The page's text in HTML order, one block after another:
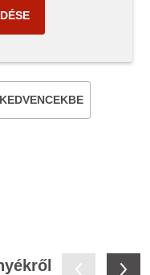
KEDVENCEKBE